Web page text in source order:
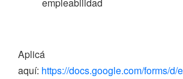
Aplicá
aquí: https://docs.google.com/forms/